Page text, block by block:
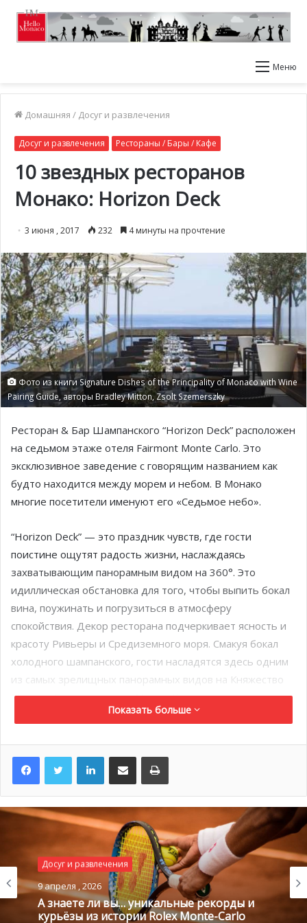
Меню
Домашняя / Досуг и развлечения
Досуг и развлечения Рестораны / Бары / Кафе
10 звездных ресторанов
Монако: Horizon Deck
3 июня , 2017 232 4 минуты на прочтение
Фото из книги Signature Dishes of the Principality of Monaco with Wine
Pairing Guide, авторы Bradley Mitton, Zsolt Szemerszky
Ресторан & Бар Шампанского “Horizon Deck” расположен
на седьмом этаже отеля Fairmont Monte Carlo. Это
эксклюзивное заведение с говорящим названием как
будто находится между морем и небом. В Монако
многие посетители именуют его «Седьмое небо».
“Horizon Deck” — это праздник чувств, где гости
поистине ощутят радость жизни, наслаждаясь
захватывающим панорамным видом на 360°. Это
идиллическая обстановка для того, чтобы выпить бокал
вина, поужинать и погрузиться в атмосферу
спокойствия. Декор ресторана подчеркивает ясность и
красоту Ривьеры и Средиземного моря. Смакуя бокал
холодного шампанского, гости насладятся здесь одним
из самых зрелищных панорамных видов на Княжество
Монако. Перспектива на Монте-Карло, итальянскую и
французскую Ривьеру, одинако завораживает как днём,
Показать больше
LinkedInПоделиться по электронной почте Распечатать
Досуг и развлечения
9 апреля , 2026
А знаете ли вы… уникальные рекорды и
курьёзы из истории Rolex Monte-Carlo